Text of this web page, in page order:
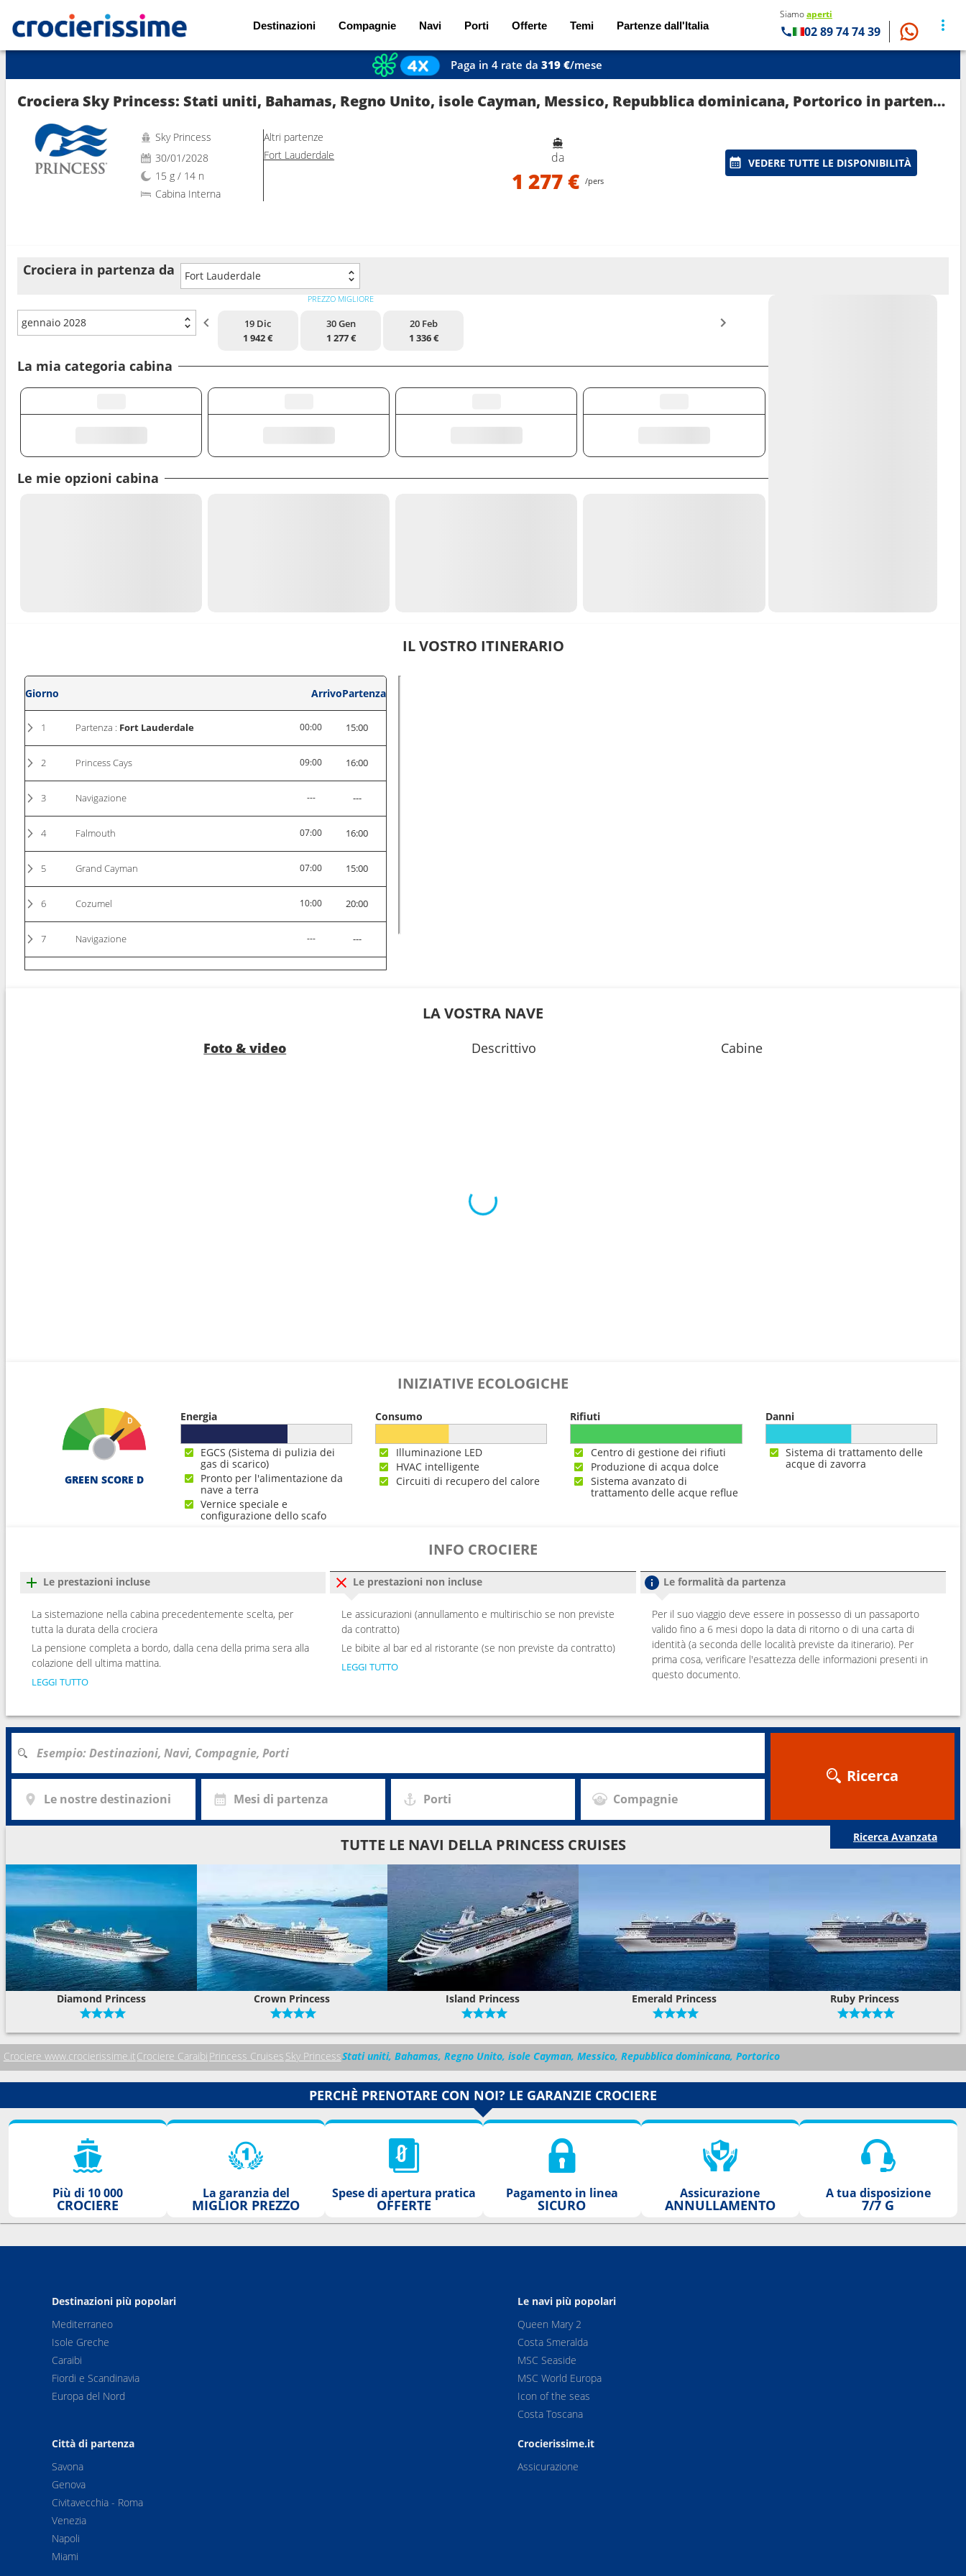
Destinazioni Compagnie Navi Porti Offerte Temi Partenze dall'Italia
Siamoaperti
02 89 74 74 39
Mostra le altre 17 foto
Paga in 4 rate da 319 €/mese
Crociera Sky Princess: Stati uniti, Bahamas, Regno Unito, isole Cayman, Messico, Repubblica dominicana, Portorico in partenza da Fort Lauderdale
Sky Princess
30/01/2028
15 g / 14 n
Cabina Interna
Altri partenze
Fort Lauderdale
da
1 277 € /pers
VEDERE TUTTE LE DISPONIBILITÀ
Crociera in partenza da Fort Lauderdale
gennaio 2028
19 Dic
1 942 €
PREZZO MIGLIORE
30 Gen
1 277 €
20 Feb
1 336 €
La mia categoria cabina
Le mie opzioni cabina
IL VOSTRO ITINERARIO
Giorno ArrivoPartenza
1 Partenza : Fort Lauderdale 00:00 15:00
2 Princess Cays 09:00 16:00
3 Navigazione --- ---
4 Falmouth 07:00 16:00
5 Grand Cayman 07:00 15:00
6 Cozumel 10:00 20:00
7 Navigazione --- ---
8 Fort Lauderdale 06:00 15:00
LA VOSTRA NAVE
Foto & video Descrittivo Cabine
INIZIATIVE ECOLOGICHE
GREEN SCORE D
Energia
EGCS (Sistema di pulizia dei
gas di scarico)
Pronto per l'alimentazione da
nave a terra
Vernice speciale e
configurazione dello scafo
Consumo
Illuminazione LED
HVAC intelligente
Circuiti di recupero del calore
Rifiuti
Centro di gestione dei rifiuti
Produzione di acqua dolce
Sistema avanzato di
trattamento delle acque reflue
Danni
Sistema di trattamento delle
acque di zavorra
INFO CROCIERE
Le prestazioni incluse
La sistemazione nella cabina precedentemente scelta, per
tutta la durata della crociera
La pensione completa a bordo, dalla cena della prima sera alla
colazione dell ultima mattina.
LEGGI TUTTO
Le prestazioni non incluse
Le assicurazioni (annullamento e multirischio se non previste
da contratto)
Le bibite al bar ed al ristorante (se non previste da contratto)
LEGGI TUTTO
Le formalità da partenza
Per il suo viaggio deve essere in possesso di un passaporto
valido fino a 6 mesi dopo la data di ritorno o di una carta di
identità (a seconda delle località previste da itinerario). Per
prima cosa, verificare l'esattezza delle informazioni presenti in
questo documento.
Le nostre destinazioni Mesi di partenza Porti Compagnie
Ricerca
Ricerca Avanzata
TUTTE LE NAVI DELLA PRINCESS CRUISES
Diamond Princess Crown Princess Island Princess Emerald Princess Ruby Princess
Crociere www.crocierissime.itCrociere Caraibi Princess Cruises Sky PrincessStati uniti, Bahamas, Regno Unito, isole Cayman, Messico, Repubblica dominicana, Portorico
PERCHÈ PRENOTARE CON NOI? LE GARANZIE CROCIERE
Più di 10 000
CROCIERE
La garanzia del
MIGLIOR PREZZO
Spese di apertura pratica
OFFERTE
Pagamento in linea
SICURO
Assicurazione
ANNULLAMENTO
A tua disposizione
7/7 G
Destinazioni più popolari
Mediterraneo
Isole Greche
Caraibi
Fiordi e Scandinavia
Europa del Nord
Le navi più popolari
Queen Mary 2
Costa Smeralda
MSC Seaside
MSC World Europa
Icon of the seas
Costa Toscana
Città di partenza
Savona
Genova
Civitavecchia - Roma
Venezia
Napoli
Miami
Crocierissime.it
Assicurazione